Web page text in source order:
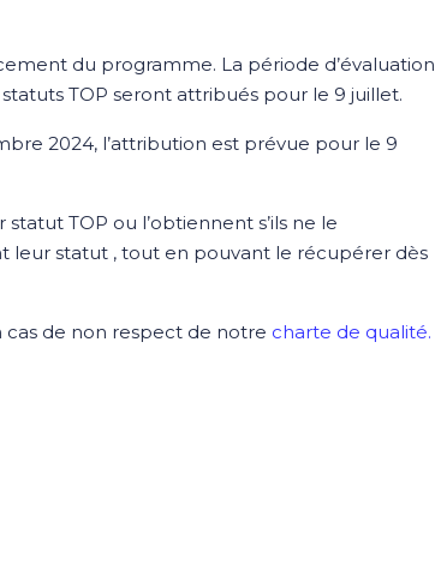
du programme. La période d’évaluation
TOP seront attribués pour le 9 juillet.
2024, l’attribution est prévue pour le 9
TOP ou l’obtiennent s’ils ne le
leur statut , tout en pouvant le récupérer dès
de non respect de notre charte de qualité.